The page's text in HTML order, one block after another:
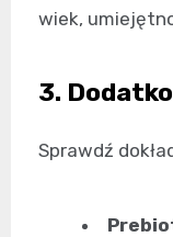
wiek,
3.
Sprawdź